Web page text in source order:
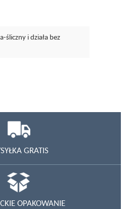
śliczny i działa bez
GRATIS
OPAKOWANIE